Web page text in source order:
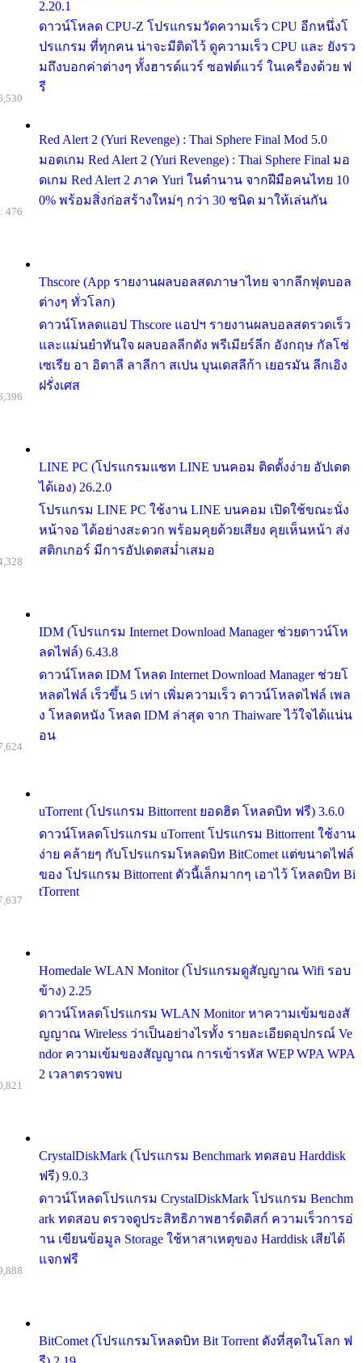
2.20.1
ดาวน์โหลด CPU-Z โปรแกรมวัดความเร็ว CPU อีกหนึ่งโ
ปรแกรม ที่ทุกคน น่าจะมีติดไว้ ดูความเร็ว CPU และ ยังรว
มถึงบอกค่าต่างๆ ทั้งฮารด์แวร์ ซอฟต์แวร์ ในเครื่องด้วย ฟ
รี
Red Alert 2 (Yuri Revenge) : Thai Sphere Final Mod 5.0
มอดเกม Red Alert 2 (Yuri Revenge) : Thai Sphere Final มอ
ดเกม Red Alert 2 ภาค Yuri ในตำนาน จากฝีมือคนไทย 10
0% พร้อมสิ่งก่อสร้างใหม่ๆ กว่า 30 ชนิด มาให้เล่นกัน
Thscore (App รายงานผลบอลสดภาษาไทย จากลีกฟุตบอล
ต่างๆ ทั่วโลก)
ดาวน์โหลดแอป Thscore แอปฯ รายงานผลบอลสดรวดเร็ว
และแม่นยำทันใจ ผลบอลลีกดัง พรีเมียร์ลีก อังกฤษ กัลโช่
เซเรีย อา อิตาลี ลาลีกา สเปน บุนเดสลีก้า เยอรมัน ลีกเอิง
ฝรั่งเศส
476
LINE PC (โปรแกรมแชท LINE บนคอม ติดตั้งง่าย อัปเดต
ได้เอง) 26.2.0
โปรแกรม LINE PC ใช้งาน LINE บนคอม เปิดใช้ขณะนั่ง
หน้าจอ ได้อย่างสะดวก พร้อมคุยด้วยเสียง คุยเห็นหน้า ส่ง
สติกเกอร์ มีการอัปเดตสม่ำเสมอ
IDM (โปรแกรม Internet Download Manager ช่วยดาวน์โห
ลดไฟล์) 6.43.8
ดาวน์โหลด IDM โหลด Internet Download Manager ช่วยโ
หลดไฟล์ เร็วขึ้น 5 เท่า เพิ่มความเร็ว ดาวน์โหลดไฟล์ เพล
ง โหลดหนัง โหลด IDM ล่าสุด จาก Thaiware ไว้ใจได้แน่น
อน
uTorrent (โปรแกรม Bittorrent ยอดฮิต โหลดบิท ฟรี) 3.6.0
ดาวน์โหลดโปรแกรม uTorrent โปรแกรม Bittorrent ใช้งาน
ง่าย คล้ายๆ กับโปรแกรมโหลดบิท BitComet แต่ขนาดไฟล์
ของ โปรแกรม Bittorrent ตัวนี้เล็กมากๆ เอาไว้ โหลดบิท Bi
tTorrent
Homedale WLAN Monitor (โปรแกรมดูสัญญาณ Wifi รอบ
ข้าง) 2.25
ดาวน์โหลดโปรแกรม WLAN Monitor หาความเข้มของสั
ญญาณ Wireless ว่าเป็นอย่างไรทั้ง รายละเอียดอุปกรณ์ Ve
ndor ความเข้มของสัญญาณ การเข้ารหัส WEP WPA WPA
2 เวลาตรวจพบ
CrystalDiskMark (โปรแกรม Benchmark ทดสอบ Harddisk
ฟรี) 9.0.3
ดาวน์โหลดโปรแกรม CrystalDiskMark โปรแกรม Benchm
ark ทดสอบ ตรวจดูประสิทธิภาพฮาร์ดดิสก์ ความเร็วการอ่
าน เขียนข้อมูล Storage ใช้หาสาเหตุของ Harddisk เสียได้
แจกฟรี
BitComet (โปรแกรมโหลดบิท Bit Torrent ดังที่สุดในโลก ฟ